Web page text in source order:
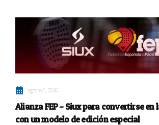
agosto 6, 2026
Alianza FEP – Siux para convertirse en
con un modelo de edición especial